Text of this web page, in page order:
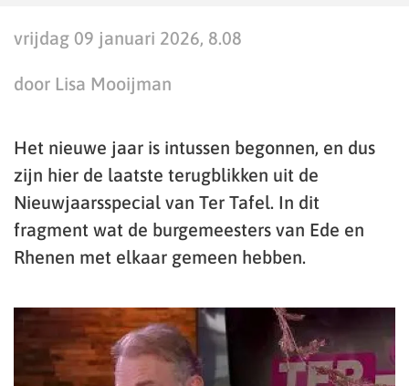
vrijdag 09 januari 2026, 8.08
door Lisa Mooijman
Het nieuwe jaar is intussen begonnen, en dus
zijn hier de laatste terugblikken uit de
Nieuwjaarsspecial van Ter Tafel. In dit
fragment wat de burgemeesters van Ede en
Rhenen met elkaar gemeen hebben.